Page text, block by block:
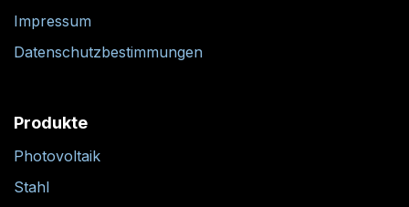
Impressum
Datenschutzbestimmungen
Produkte
Photovoltaik
Stahl